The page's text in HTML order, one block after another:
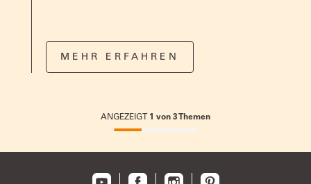
MEHR ERFAHREN
ANGEZEIGT 1 von 3 Themen
33.33333333333333%